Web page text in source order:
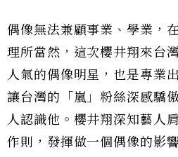
偶像無法兼顧事業、學業，
理所當然，這次櫻井翔來台
人氣的偶像明星，也是專業
讓台灣的「嵐」粉絲深感驕
人認識他。櫻井翔深知藝人
作則，發揮做一個偶像的影